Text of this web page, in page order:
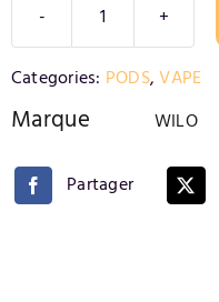
quantité
de
PASTÈQUE
Categories: PODS,VAPE
Marque WILO
Partager